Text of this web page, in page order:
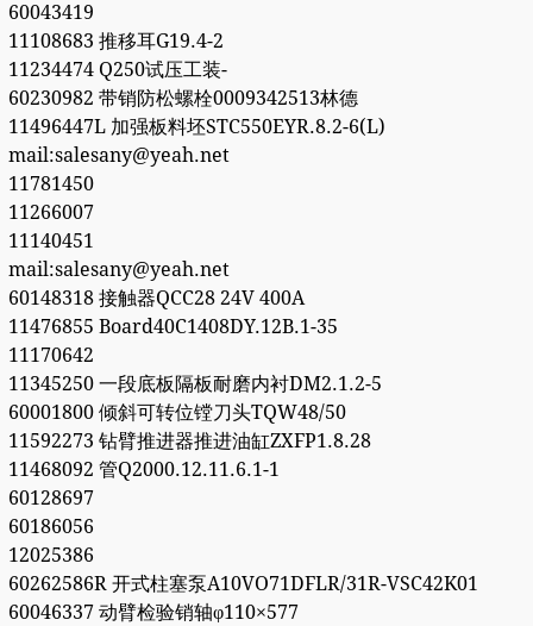
60043419
11108683 推移耳G19.4-2
11234474 Q250试压工装-
60230982 带销防松螺栓0009342513林德
11496447L 加强板料坯STC550EYR.8.2-6(L)
mail:salesany@yeah.net
11781450
11266007
11140451
mail:salesany@yeah.net
60148318 接触器QCC28 24V 400A
11476855 Board40C1408DY.12B.1-35
11170642
11345250 一段底板隔板耐磨内衬DM2.1.2-5
60001800 倾斜可转位镗刀头TQW48/50
11592273 钻臂推进器推进油缸ZXFP1.8.28
11468092 管Q2000.12.11.6.1-1
60128697
60186056
12025386
60262586R 开式柱塞泵A10VO71DFLR/31R-VSC42K01
60046337 动臂检验销轴φ110×577